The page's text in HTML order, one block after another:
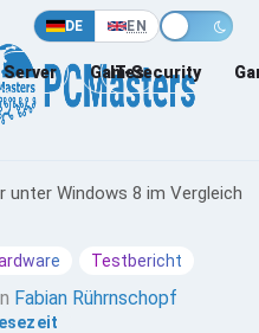
DE EN
Server Games
IT-Security
unter Windows 8 im Vergleich
Testbericht
Fabian Rührnschopf